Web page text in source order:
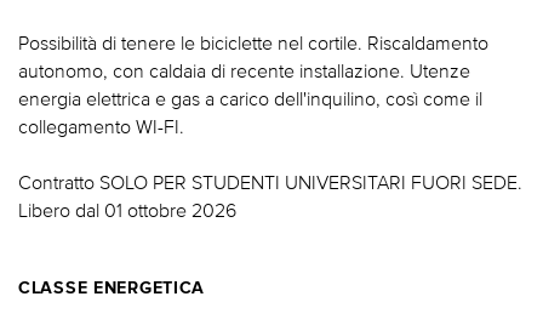
Possibilità di tenere le biciclette nel cortile. Riscaldamento
autonomo, con caldaia di recente installazione. Utenze
energia elettrica e gas a carico dell'inquilino, così come il
collegamento WI-FI.
Contratto SOLO PER STUDENTI UNIVERSITARI FUORI SEDE.
Libero dal 01 ottobre 2026
CLASSE ENERGETICA